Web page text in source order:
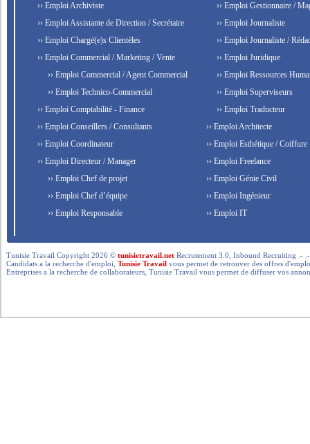
›› Emploi Archiviste
›› Emploi Assistante de Direction / Secrétaire
›› Emploi Chargé(e)s Clientèles
›› Emploi Commercial / Marketing / Vente
›› Emploi Commercial / Agent Commercial
›› Emploi Technico-Commercial
›› Emploi Comptabilité - Finance
›› Emploi Conseillers / Consultants
›› Emploi Coordinateur
›› Emploi Directeur / Manager
›› Emploi Chef de projet
›› Emploi Chef d’équipe
›› Emploi Responsable
›› Emploi Gestionnaire /
›› Emploi Journaliste
›› Emploi Journaliste /
›› Emploi Juridique
›› Emploi Ressources
›› Emploi Superviseurs
›› Emploi Traducteur
›› Emploi Architecte
›› Emploi Esthétique / Coiffure
›› Emploi Freelance
›› Emploi Génie Civil
›› Emploi Ingénieur
›› Emploi IT
Tunisie Travail Copyright 2026 ©tunisietravail.net Recrutement 3.0, Inbound Recruiting .-
Candidats a la recherche d'emploi,Tunisie Travail vous permet de retrouver des offres
Entreprises a la recherche de collaborateurs, Tunisie Travail vous permet de diffuser vos